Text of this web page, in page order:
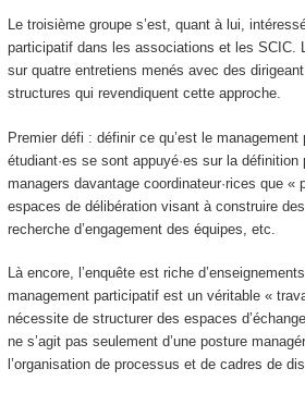
Le troisième groupe s’est, quant à lui,
participatif dans les associations et les SCIC.
sur quatre entretiens menés avec des
structures qui revendiquent cette approche.
Premier défi : définir ce qu’est le
étudiant·es se sont appuyé·es sur la
managers davantage coordinateur·rices que «
espaces de délibération visant à construire
recherche d’engagement des équipes, etc.
Là encore, l’enquête est riche
management participatif est un véritable «
nécessite de structurer des espaces
ne s’agit pas seulement d’une posture
l’organisation de processus et de cadres de